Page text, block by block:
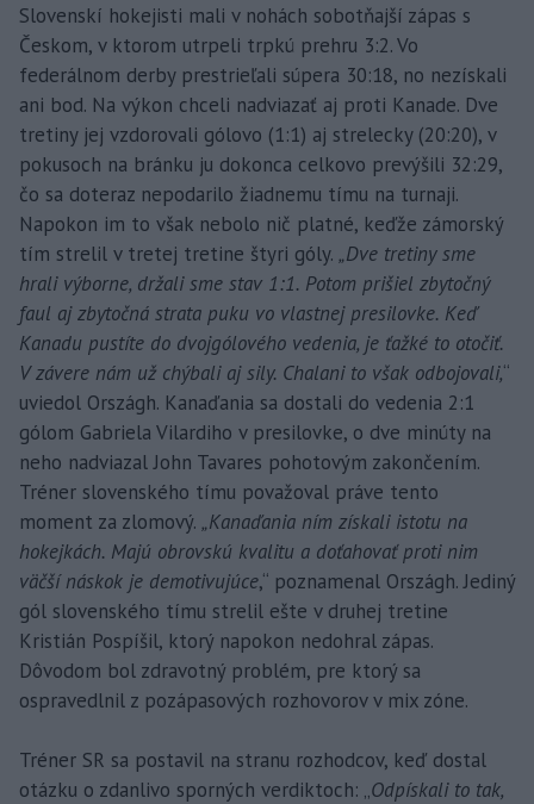
Slovenskí hokejisti mali v nohách sobotňajší zápas s
Českom, v ktorom utrpeli trpkú prehru 3:2. Vo
federálnom derby prestrieľali súpera 30:18, no nezískali
ani bod. Na výkon chceli nadviazať aj proti Kanade. Dve
tretiny jej vzdorovali gólovo (1:1) aj strelecky (20:20), v
pokusoch na bránku ju dokonca celkovo prevýšili 32:29,
čo sa doteraz nepodarilo žiadnemu tímu na turnaji.
Napokon im to však nebolo nič platné, keďže zámorský
tím strelil v tretej tretine štyri góly. „Dve tretiny sme
hrali výborne, držali sme stav 1:1. Potom prišiel zbytočný
faul aj zbytočná strata puku vo vlastnej presilovke. Keď
Kanadu pustíte do dvojgólového vedenia, je ťažké to otočiť.
V závere nám už chýbali aj sily. Chalani to však odbojovali,“
uviedol Országh. Kanaďania sa dostali do vedenia 2:1
gólom Gabriela Vilardiho v presilovke, o dve minúty na
neho nadviazal John Tavares pohotovým zakončením.
Tréner slovenského tímu považoval práve tento
moment za zlomový. „Kanaďania ním získali istotu na
hokejkách. Majú obrovskú kvalitu a doťahovať proti nim
väčší náskok je demotivujúce,“ poznamenal Országh. Jediný
gól slovenského tímu strelil ešte v druhej tretine
Kristián Pospíšil, ktorý napokon nedohral zápas.
Dôvodom bol zdravotný problém, pre ktorý sa
ospravedlnil z pozápasových rozhovorov v mix zóne.
Tréner SR sa postavil na stranu rozhodcov, keď dostal
otázku o zdanlivo sporných verdiktoch: „Odpískali to tak,